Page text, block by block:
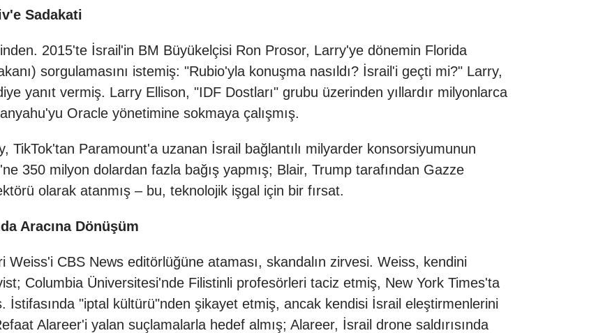
Sadakati
2015'te İsrail'in BM Büyükelçisi Ron Prosor, Larry'ye dönemin Florida
sorgulamasını istemiş: "Rubio'yla konuşma nasıldı? İsrail'i geçti mi?" Larry,
yanıt vermiş. Larry Ellison, "IDF Dostları" grubu üzerinden yıllardır milyonlarca
Oracle yönetimine sokmaya çalışmış.
Paramount'a uzanan İsrail bağlantılı milyarder konsorsiyumunun
350 milyon dolardan fazla bağış yapmış; Blair, Trump tarafından Gazze
olarak atanmış – bu, teknolojik işgal için bir fırsat.
Aracına Dönüşüm
CBS News editörlüğüne ataması, skandalın zirvesi. Weiss, kendini
Columbia Üniversitesi'nde Filistinli profesörleri taciz etmiş, New York Times'ta
İstifasında "iptal kültürü"nden şikayet etmiş, ancak kendisi İsrail eleştirmenlerini
Alareer'i yalan suçlamalarla hedef almış; Alareer, İsrail drone saldırısında